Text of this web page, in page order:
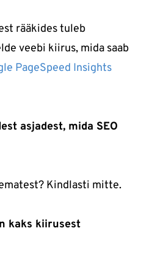
rääkides tuleb
veebi kiirus, mida saab
PageSpeed Insights
asjadest, mida SEO
Kindlasti mitte.
kaks kiirusest